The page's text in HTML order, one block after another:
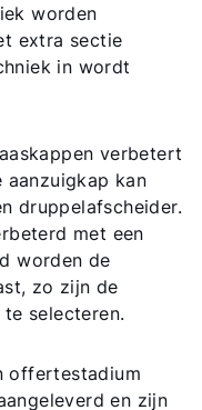
worden
extra sectie
in wordt
verbetert
aanzuigkap kan
druppelafscheider.
met een
worden de
zo zijn de
selecteren.
offertestadium
en zijn